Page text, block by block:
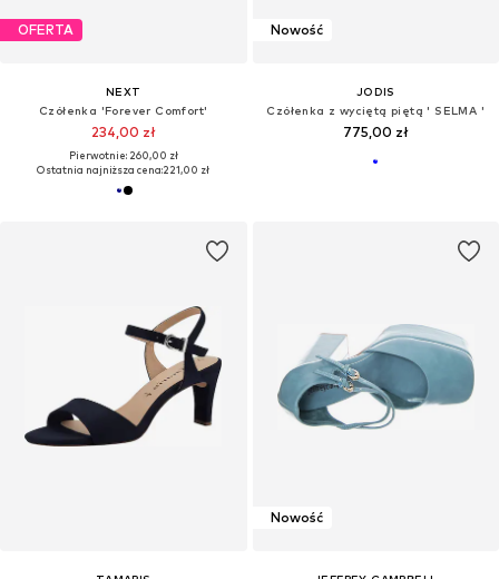
OFERTA
NEXT
Czółenka 'Forever Comfort'
234,00 zł
Pierwotnie: 260,00 zł
Ostatnia najniższa cena:221,00 zł
Nowość
JODIS
Czółenka z wyciętą piętą ' SELMA '
775,00 zł
Nowość